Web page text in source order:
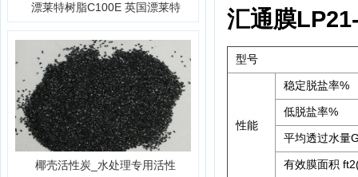
汇通膜
型号
性能
稳定脱盐率%
低脱盐率%
平均透过水量
有效膜面积
漂莱特树脂C100E 英国漂莱特
椰壳活性炭_水处理专用活性